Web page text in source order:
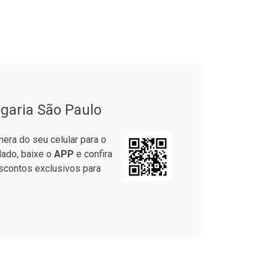
cada
cada
Por R$ 20,24/cada
Por R$ 20,24/cada
São Paulo
do seu celular para o
baixe o APP e confira
exclusivos para